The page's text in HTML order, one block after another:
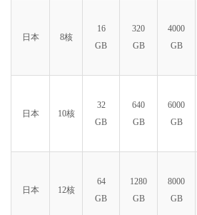
日本 8核
16
GB
320
GB
4000
GB
日本 10核
32
GB
640
GB
6000
GB
日本 12核
64
GB
1280
GB
8000
GB